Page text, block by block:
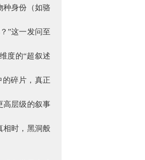
种身份（如骆
”这一发问至
度的“超叙述
碎片，真正
高层级的叙事
相时，黑洞般